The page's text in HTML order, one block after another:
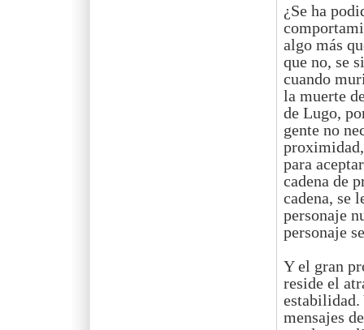
¿Se ha
algo más
que no, se
cuando
la muerte
de Lugo,
gente no
proximidad,
para
cadena de
cadena, se
personaje
personaje
Y el gran
reside el
estabilidad.
mensajes